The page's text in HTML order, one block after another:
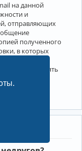
на данной
и
отправляющих
полученного
в которых
случае принять